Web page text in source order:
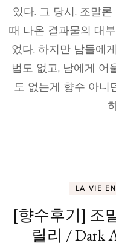
있다. 그 당시, 조말
때 나온 결과물의 대
었다. 하지만 남들에
법도 없고, 남에게 어
도 없는게 향수 아니
LA VIE
[향수후기] 조
릴리 / Dark